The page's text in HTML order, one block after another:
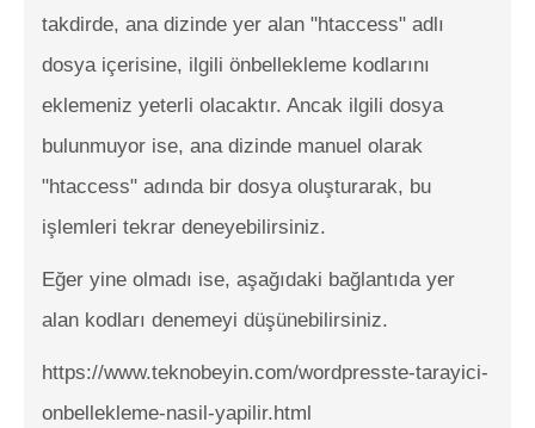
takdirde, ana dizinde yer alan "htaccess" adlı
dosya içerisine, ilgili önbellekleme kodlarını
eklemeniz yeterli olacaktır. Ancak ilgili dosya
bulunmuyor ise, ana dizinde manuel olarak
"htaccess" adında bir dosya oluşturarak, bu
işlemleri tekrar deneyebilirsiniz.
Eğer yine olmadı ise, aşağıdaki bağlantıda yer
alan kodları denemeyi düşünebilirsiniz.
https://www.teknobeyin.com/wordpresste-tarayici-
onbellekleme-nasil-yapilir.html